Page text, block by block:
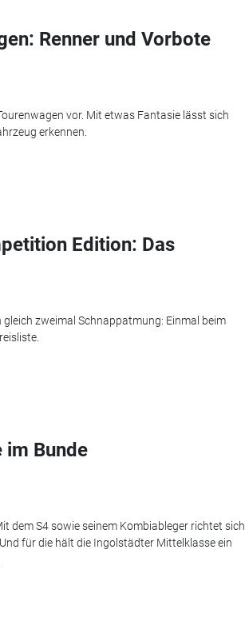
Renner und Vorbote
vor. Mit etwas Fantasie lässt sich
erkennen.
Edition: Das
zweimal Schnappatmung: Einmal beim
im Bunde
dem S4 sowie seinem Kombiableger richtet sich
für die hält die Ingolstädter Mittelklasse ein